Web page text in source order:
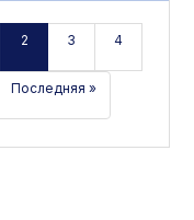
2 3 4
Последняя »